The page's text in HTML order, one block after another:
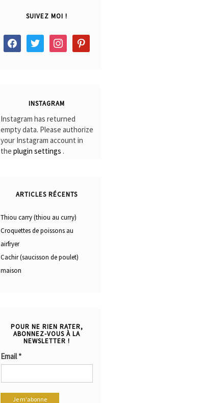
SUIVEZ MOI !
facebook twitter instagram pinterest
INSTAGRAM
Instagram has returned
empty data. Please authorize
your Instagram account in
the plugin settings .
ARTICLES RÉCENTS
Thiou carry (thiou au curry)
Croquettes de poissons au
airfryer
Cachir (saucisson de poulet)
maison
POUR NE RIEN RATER,
ABONNEZ-VOUS À LA
NEWSLETTER !
Email*